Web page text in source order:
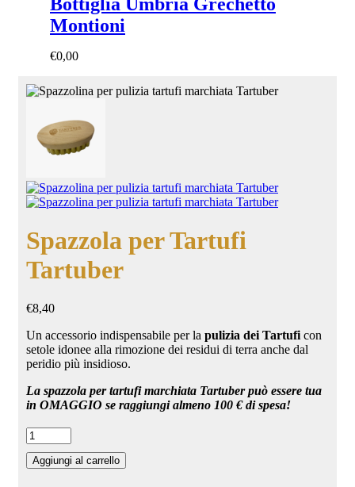
Montioni
€0,00
Spazzola per Tartufi
Tartuber
€8,40
Un accessorio indispensabile per la pulizia dei Tartuficon
setole idonee alla rimozione dei residui di terra anche dal
peridio più insidioso.
La spazzola per tartufi marchiata Tartuber può essere tua
in OMAGGIO se raggiungi almeno 100 € di spesa!
Aggiungi al carrello